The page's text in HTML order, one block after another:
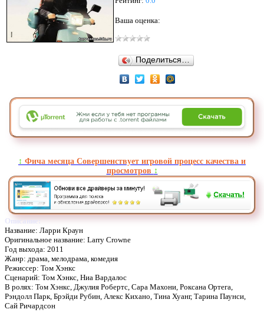
Ваша оценка:
Поделиться…
↕️ Фича месяца Совершенствует игровой процесс качества и
просмотров ↕️
Описание:
Название: Ларри Краун
Оригинальное название: Larry Crowne
Год выхода: 2011
Жанр: драма, мелодрама, комедия
Режиссер: Том Хэнкс
Сценарий: Том Хэнкс, Ниа Вардалос
В ролях: Том Хэнкс, Джулия Робертс, Сара Махони, Роксана Ортега,
Рэндолл Парк, Брэйди Рубин, Алекс Кихано, Тина Хуанг, Тарина Паунси,
Сай Ричардсон